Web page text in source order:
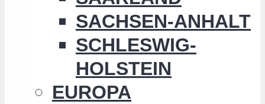
SACHSEN-ANHALT
SCHLESWIG-
HOLSTEIN
EUROPA